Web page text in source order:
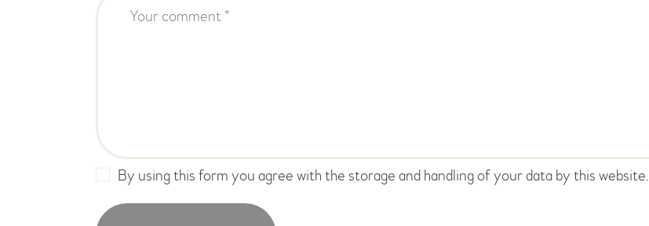
By using this form you agree with the storage and handling of your data by this website.